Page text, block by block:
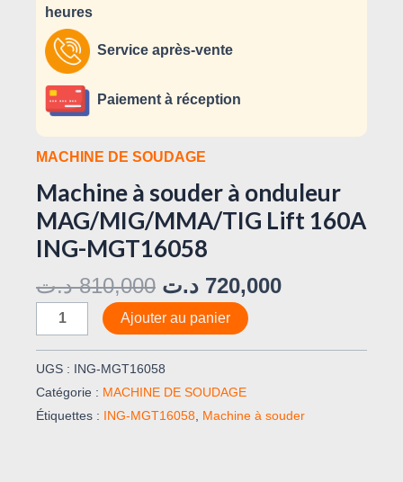
heures
Service après-vente
Paiement à réception
MACHINE DE SOUDAGE
Machine à souder à onduleur
MAG/MIG/MMA/TIG Lift 160A
ING-MGT16058
810,000 د.ت 720,000 د.ت
Ajouter au panier
UGS : ING-MGT16058
Catégorie : MACHINE DE SOUDAGE
Étiquettes : ING-MGT16058, Machine à souder